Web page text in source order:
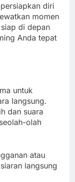
diri
momen
di depan
Anda tepat
untuk
langsung.
dan suara
olah
atau
langsung